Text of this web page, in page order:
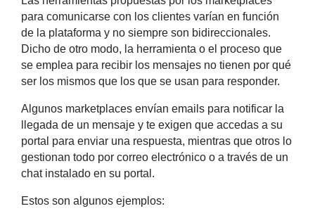
para comunicarse con los clientes varían en función
de la plataforma y no siempre son bidireccionales.
Dicho de otro modo, la herramienta o el proceso que
se emplea para recibir los mensajes no tienen por qué
ser los mismos que los que se usan para responder.
Algunos marketplaces envían emails para notificar la
llegada de un mensaje y te exigen que accedas a su
portal para enviar una respuesta, mientras que otros lo
gestionan todo por correo electrónico o a través de un
chat instalado en su portal.
Estos son algunos ejemplos: